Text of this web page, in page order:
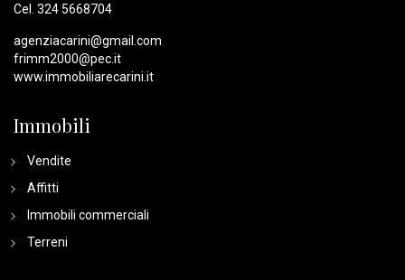
Cel. 324 5668704
agenziacarini@gmail.com
frimm2000@pec.it
www.immobiliarecarini.it
Immobili
Vendite
Affitti
Immobili commerciali
Terreni